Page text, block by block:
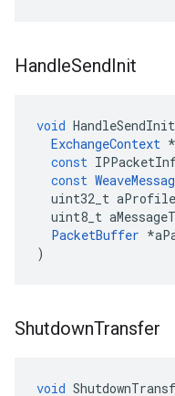
HandleSendInit
void HandleSendInit
ExchangeContext *
const
const
uint32_t
uint8_t
PacketBuffer *
)
ShutdownTransfer
void